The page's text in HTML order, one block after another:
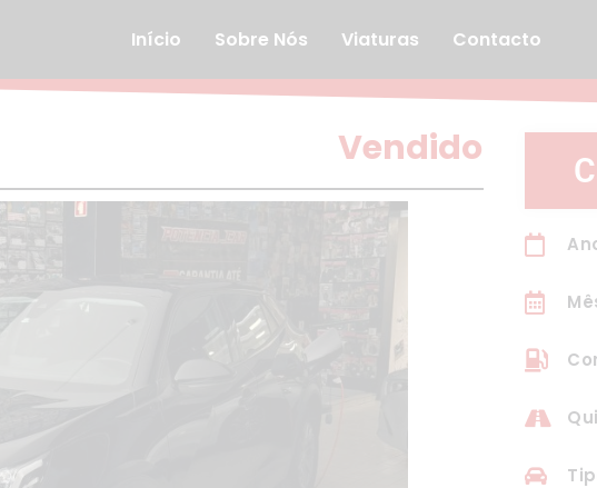
Início Sobre Nós Viaturas Contacto
Vendido